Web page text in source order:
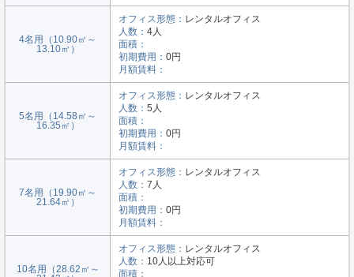
4名用（10.90㎡～
13.10㎡）
オフィス形態： レンタルオフィス
人数： 4人
面積：
初期費用： 0円
月額賃料：
5名用（14.58㎡～
16.35㎡）
オフィス形態： レンタルオフィス
人数： 5人
面積：
初期費用： 0円
月額賃料：
7名用（19.90㎡～
21.64㎡）
オフィス形態： レンタルオフィス
人数： 7人
面積：
初期費用： 0円
月額賃料：
10名用（28.62㎡～
オフィス形態： レンタルオフィス
人数： 10人以上対応可
面積：